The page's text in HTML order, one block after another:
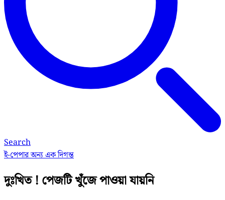
Search
ই-পেপারঅন্য এক দিগন্ত
দুঃখিত ! পেজটি খুঁজে পাওয়া যায়নি